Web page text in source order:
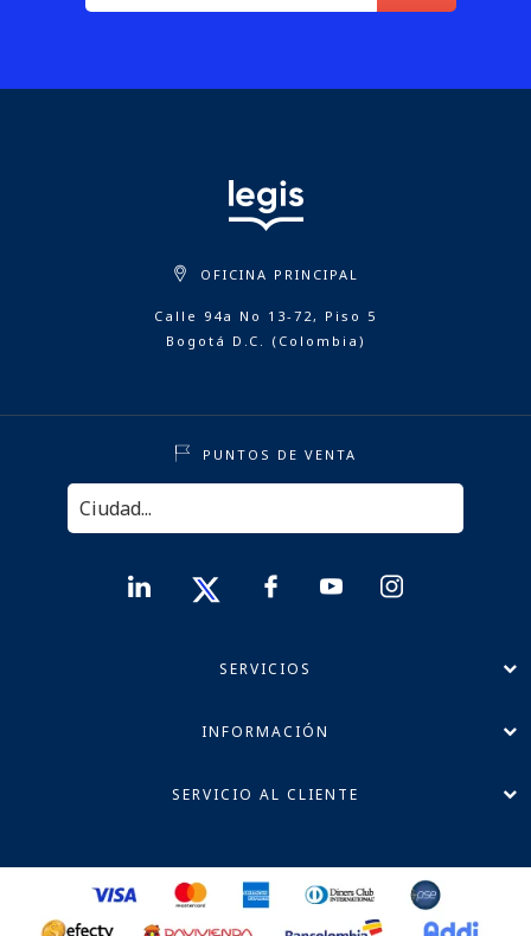
OFICINA PRINCIPAL
Calle 94a No 13-72, Piso 5
Bogotá D.C. (Colombia)
PUNTOS DE VENTA
SERVICIOS
INFORMACIÓN
SERVICIO AL CLIENTE